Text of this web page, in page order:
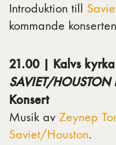
Introduktion till
kommande
21.00 | Kalvs kyrka
SAVIET/HOUSTON
Konsert
Musik av Zeynep
Saviet/Houston.